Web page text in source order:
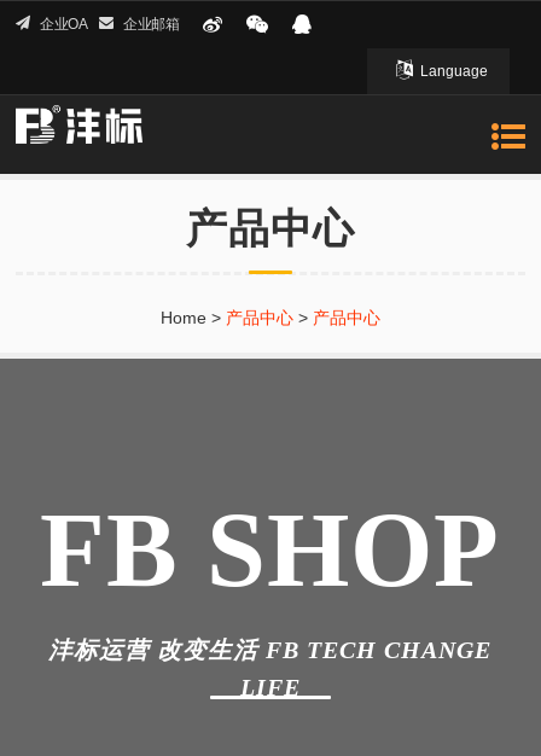
企业OA 企业邮箱
Language
English 英文
产品中心
Home> 产品中心> 产品中心
FB SHOP
沣标运营 改变生活 FB TECH CHANGE
LIFE